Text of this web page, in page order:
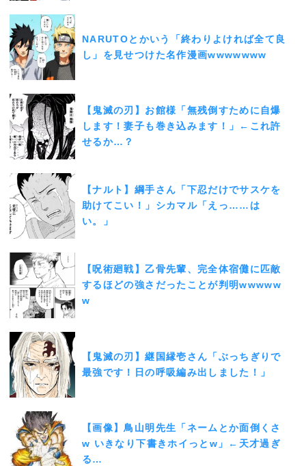
NARUTOとかいう「終わりよければ全て良
し」を見せつけた名作漫画wwwwwww
【鬼滅の刃】お館様「無残倒すために自爆
します！妻子も巻き込みます！」←これ許
せるか…？
【ナルト】綱手さん「下忍だけでサスケを
助けてこい！」シカマル「えっ……は
い。」
【呪術廻戦】乙骨先輩、完全体宿儺に匹敵
するほどの強さだったことが判明wwwww
w
【鬼滅の刃】継国縁壱さん「ぶっちぎりで
最強です！日の呼吸編み出しました！」
【画像】鳥山明先生「ネームとか面倒くさ
w いきなり下書きホイっとw」←天才過ぎ
る…